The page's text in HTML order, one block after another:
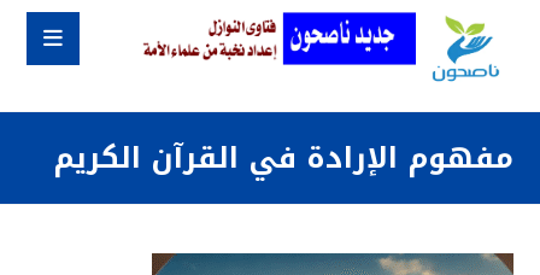
مفهوم الإرادة في القرآن الكريم